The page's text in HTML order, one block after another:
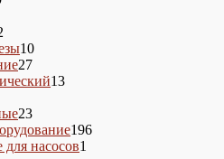
товаров
1010
2727
товаров
1313
2323
товара196196
насосов1